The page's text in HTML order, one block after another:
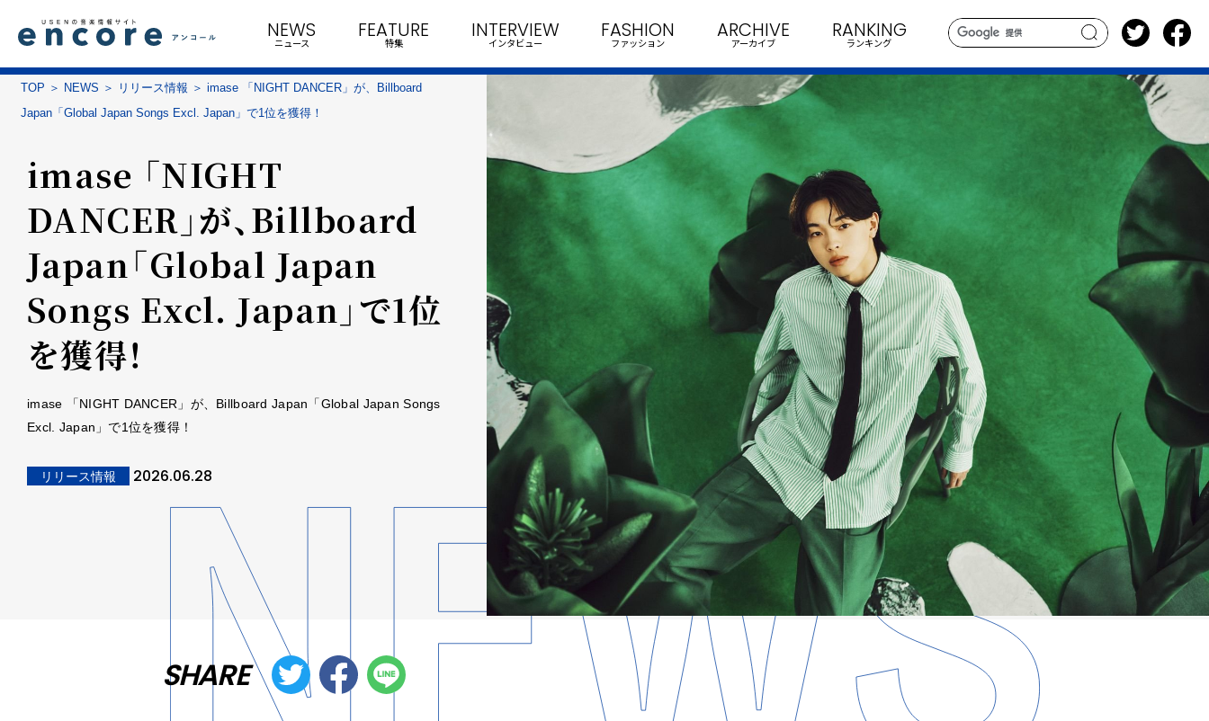
search
NEWS
ニュース
FEATURE
特集
INTERVIEW
インタビュー
FASHION
ファッション
ARCHIVE
アーカイブ
RANKING
ランキング
TOP NEWS リリース情報
imase 「NIGHT DANCER」が、Billboard
Japan「Global Japan Songs Excl. Japan」で1位を獲得！
imase 「NIGHT
DANCER」が、Billboard
Japan「Global Japan
Songs Excl. Japan」で1位
を獲得！
imase 「NIGHT DANCER」が、Billboard Japan「Global Japan Songs
Excl. Japan」で1位を獲得！
リリース情報 2026.06.28
SHARE